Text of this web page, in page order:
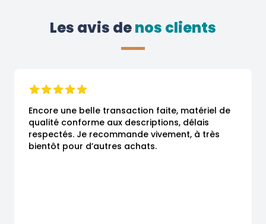
Les avis de nos clients
Encore une belle transaction faite, matériel de
qualité conforme aux descriptions, délais
respectés. Je recommande vivement, à très
bientôt pour d’autres achats.